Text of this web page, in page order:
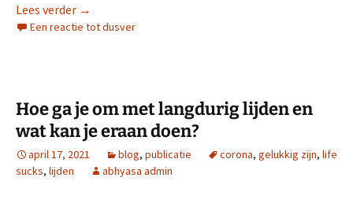
Lees verder Hoe ondanks lijden toch gelukkig worden?
→
Een reactie tot dusver
Hoe ga je om met langdurig lijden en
wat kan je eraan doen?
april 17, 2021 blog, publicatie corona, gelukkig zijn, life
sucks, lijden abhyasa admin